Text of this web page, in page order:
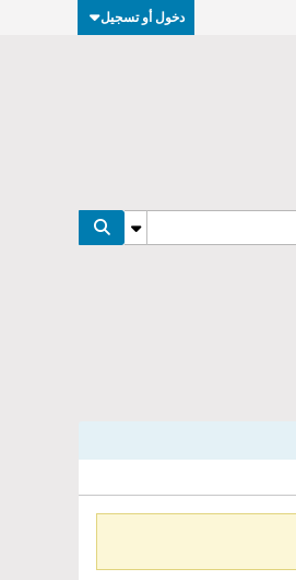
دخول أو تسجيل